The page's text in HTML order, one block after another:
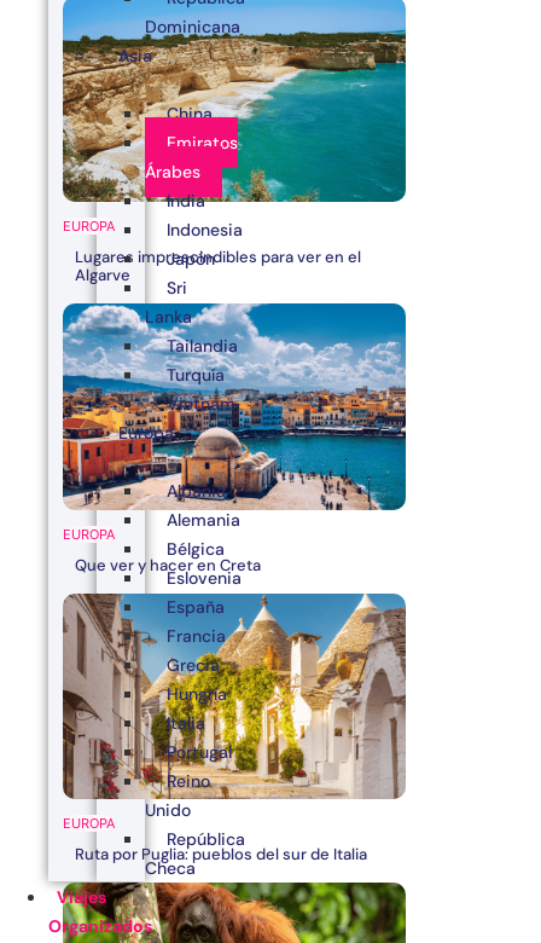
EUROPA
Lugares imprescindibles para ver en el
Algarve
EUROPA
Que ver y hacer en Creta
EUROPA
Ruta por Puglia: pueblos del sur de Italia
Dominicana
Asia
China
Emiratos
Árabes
India
Indonesia
Japón
Sri
Lanka
Tailandia
Turquía
Vietnam
Europa
Albania
Alemania
Bélgica
Eslovenia
España
Francia
Grecia
Hungría
Italia
Portugal
Reino
Unido
República
Checa
Viajes
Organizados